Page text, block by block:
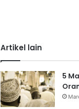
Artikel lain
5